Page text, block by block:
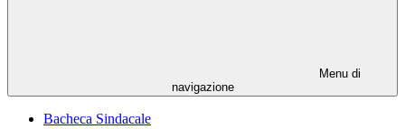
Menu di
navigazione
Bacheca Sindacale